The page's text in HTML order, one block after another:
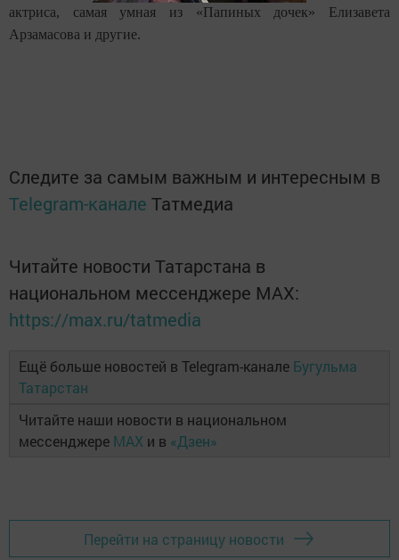
актриса, самая умная из «Папиных дочек» Елизавета
Арзамасова и другие.
Следите за самым важным и интересным в
Telegram-канале Татмедиа
Читайте новости Татарстана в
национальном мессенджере MАХ:
https://max.ru/tatmedia
Ещё больше новостей в Telegram-канале Бугульма
Татарстан
Читайте наши новости в национальном
мессенджере MAX и в «Дзен»
Перейти на страницу новости